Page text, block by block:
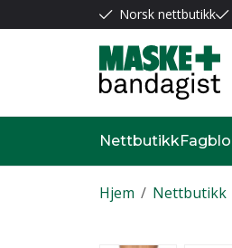
Norsk nettbutikk
Nettbutikk
/
Hjem Nettbutikk